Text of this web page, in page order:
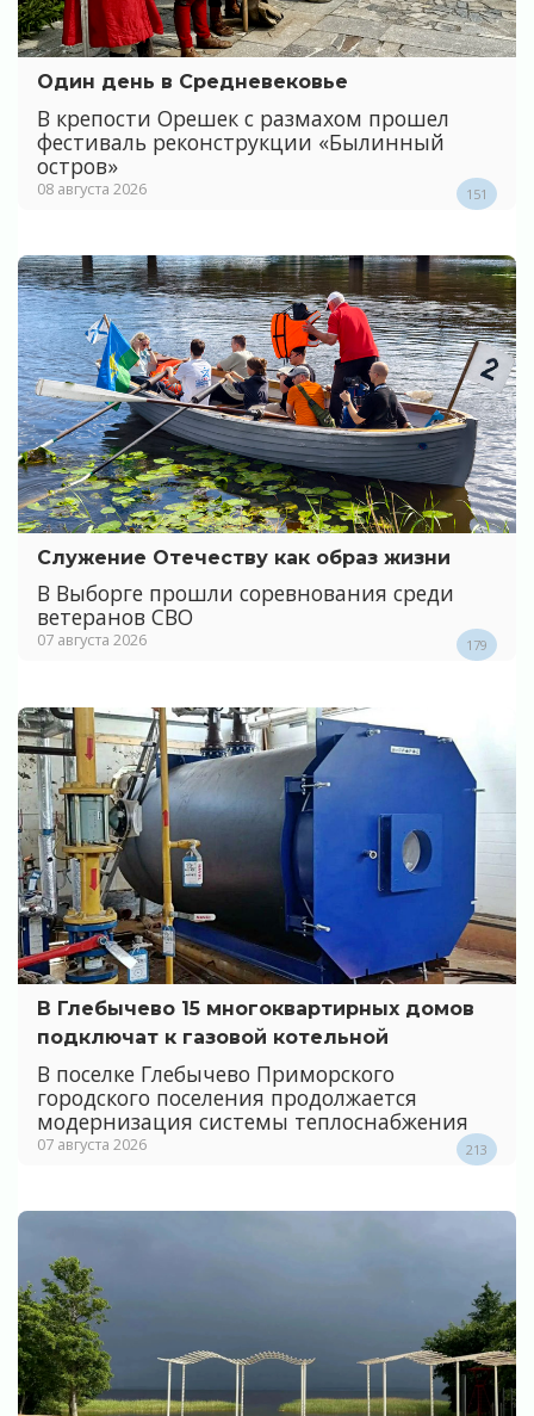
Один день в Средневековье
В крепости Орешек с размахом прошел
фестиваль реконструкции «Былинный
остров»
08 августа 2026 151
Служение Отечеству как образ жизни
В Выборге прошли соревнования среди
ветеранов СВО
07 августа 2026 179
В Глебычево 15 многоквартирных домов
подключат к газовой котельной
В поселке Глебычево Приморского
городского поселения продолжается
модернизация системы теплоснабжения
07 августа 2026 213